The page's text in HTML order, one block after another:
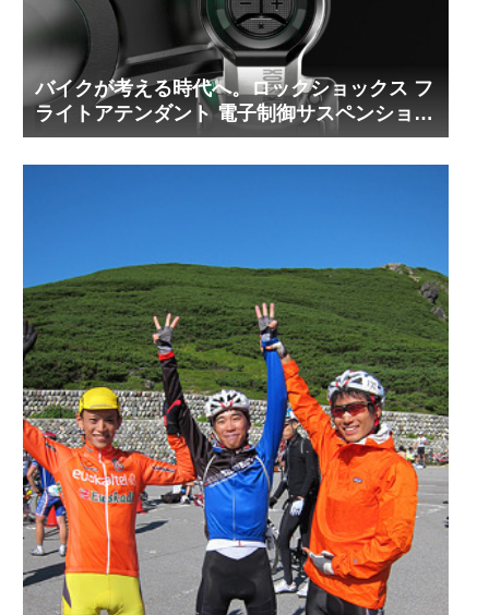
バイクが考える時代へ。ロックショックス フ
ライトアテンダント 電子制御サスペンション
インプレッション